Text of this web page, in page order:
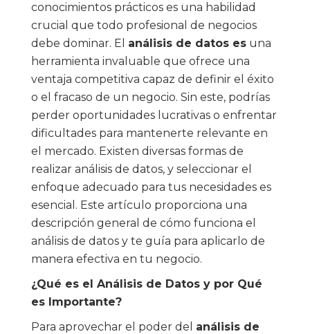
conocimientos prácticos es una habilidad
crucial que todo profesional de negocios
debe dominar. El análisis de datos esuna
herramienta invaluable que ofrece una
ventaja competitiva capaz de definir el éxito
o el fracaso de un negocio. Sin este, podrías
perder oportunidades lucrativas o enfrentar
dificultades para mantenerte relevante en
el mercado. Existen diversas formas de
realizar análisis de datos, y seleccionar el
enfoque adecuado para tus necesidades es
esencial. Este artículo proporciona una
descripción general de cómo funciona el
análisis de datos y te guía para aplicarlo de
manera efectiva en tu negocio.
¿Qué es el Análisis de Datos y por Qué
es Importante?
Para aprovechar el poder del análisis de